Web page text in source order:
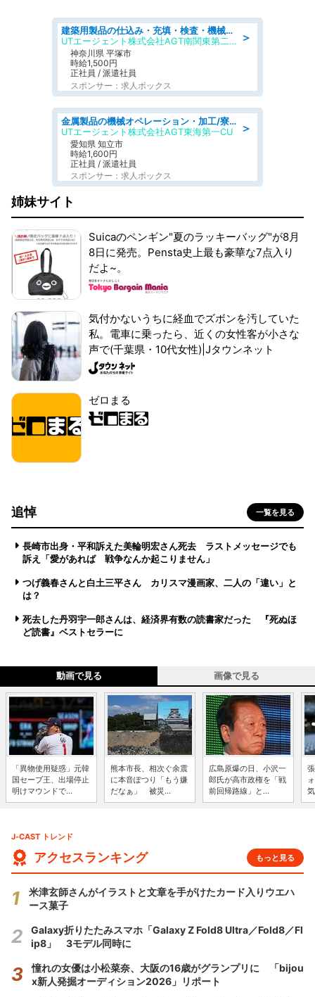
＞
建築用製品の仕込み・充填・検査・機械操作/寮完備/日払い/工場・製造
UTエージェント株式会社AGT南関東第二CU
神奈川県 平塚市
時給1,500円
正社員 / 派遣社員
スポンサー：求人ボックス
＞
金属製品の機械オペレーション・加工/寮完備/日払い/工場・製造
UTエージェント株式会社AGT東海第一CU
愛知県 知立市
時給1,600円
正社員 / 派遣社員
スポンサー：求人ボックス
姉妹サイト
Suicaのペンギン"夏のラッキーバッグ"が8月
8日に発売。Pensta史上最も豪華な7点入り
だよ~。
気付かないうちに経血でズボンを汚していた
私。電車に乗ったら、近くの女性客が小さな
声で(千葉県・10代女性)|Jタウンネット
ゼロまる
追悼 一覧を見る
長崎市出身・平和訴えた美輪明宏さん死去 ラストメッセージでも
訴え「愛があれば 戦争なんか起こりません」
つげ義春さんと白土三平さん カリスマ漫画家、二人の「違い」と
は？
死去した丹羽宇一郎さんは、経済界有数の読書家だった 『死ぬほ
ど読書』ベストセラーに
動画で見る 画像で見る
「異物使用疑惑」元韓
国セーブ王、出場停止
明けマウンドで...
熊本市長、相次ぐ余震
に本音ぽつり「もう嫌
だなぁ」 被災...
広島原爆の日、小沢一
郎氏が高市政権を「戦
前回帰路線」と...
J-CAST トレンド
アクセスランキング もっと見る
米津玄師さんがイラストと文章を手がけたカード入りウエハ
ース菓子
Galaxy折りたたみスマホ「Galaxy Z Fold8 Ultra／Fold8／Fl
ip8」 3モデル同時に
憧れの女優は小松菜奈、大阪の16歳がグランプリに 「bijou
x新人発掘オーディション2026」リポート